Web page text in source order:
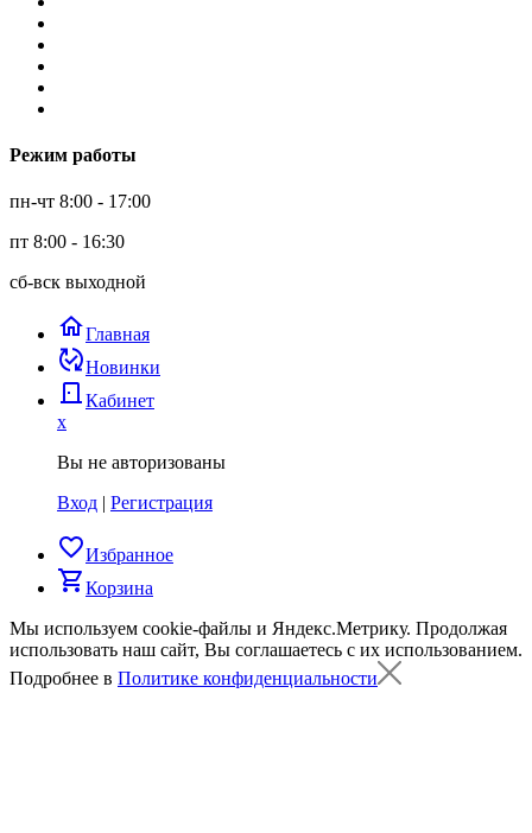
Режим работы
пн-чт 8:00 - 17:00
пт 8:00 - 16:30
сб-вск выходной
homeГлавная
published_with_changesНовинки
door_back Кабинет
x
Вы не авторизованы
Вход | Регистрация
favorite_borderИзбранное
shopping_cartКорзина
Мы используем cookie-файлы и Яндекс.Метрику. Продолжая
использовать наш сайт, Вы соглашаетесь с их использованием.
Подробнее в Политике конфиденциальности